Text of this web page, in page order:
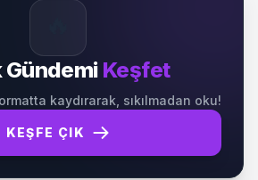
Gündemi Keşfet
kaydırarak, sıkılmadan oku!
KEŞFE ÇIK